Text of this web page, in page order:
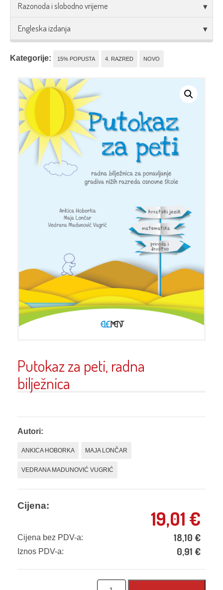
Razonoda i slobodno vrijeme
Engleska izdanja
Kategorije: 15% POPUSTA 4. RAZRED NOVO
Putokaz za peti, radna
bilježnica
Autori:
ANKICA HOBORKA MAJA LONČAR
VEDRANA MADUNOVIĆ VUGRIĆ
Cijena:
19,01 €
Cijena bez PDV-a: 18,10 €
Iznos PDV-a: 0,91 €